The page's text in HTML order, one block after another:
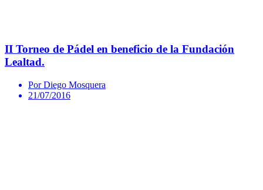
II Torneo de Pádel en beneficio de la Fundación
Lealtad.
Por Diego Mosquera
21/07/2016